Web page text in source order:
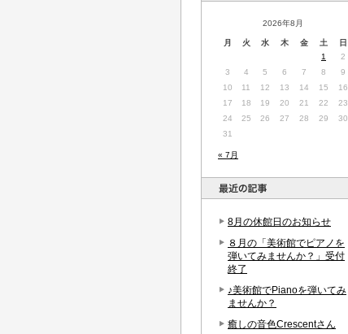
2026年8月
月 火 水 木 金 土 日
« 7月
1
2
3
4 5 6 7 8
9
10
11 12 13 14 15
16
17
18 19 20 21 22
23
24
25 26 27 28 29
30
31
8月の休館日のお知らせ
８月の「美術館でピアノを
弾いてみませんか？」受付
終了
♪美術館でPianoを弾いてみ
ませんか？
癒しの音色Crescentさん